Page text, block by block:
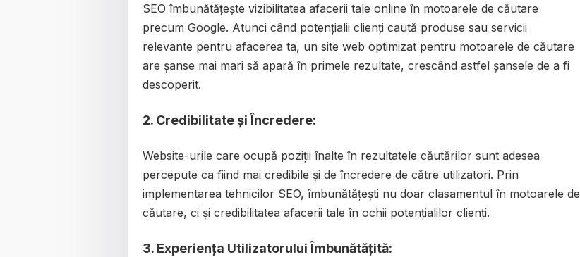
SEO îmbunătățește vizibilitatea afacerii tale online în motoarele de căutare
precum Google. Atunci când potențialii clienți caută produse sau servicii
relevante pentru afacerea ta, un site web optimizat pentru motoarele de căutare
are șanse mai mari să apară în primele rezultate, crescând astfel șansele de a fi
descoperit.
2. Credibilitate și Încredere:
Website-urile care ocupă poziții înalte în rezultatele căutărilor sunt adesea
percepute ca fiind mai credibile și de încredere de către utilizatori. Prin
implementarea tehnicilor SEO, îmbunătățești nu doar clasamentul în motoarele de
căutare, ci și credibilitatea afacerii tale în ochii potențialilor clienți.
3. Experiența Utilizatorului Îmbunătățită: